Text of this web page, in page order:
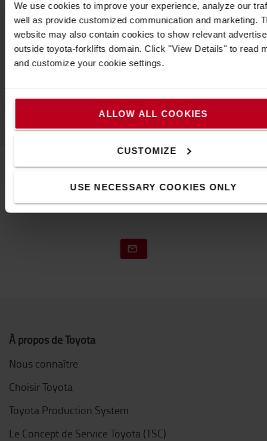
We use cookies to improve your experience, analyze our
well as provide customized communication and marketing.
website may also contain cookies to show relevant
outside toyota-forklifts domain. Click "View Details" to read
and customize your cookie settings.
ALLOW ALL COOKIES
CUSTOMIZE
USE NECESSARY COOKIES ONLY
Populaire accessoires
VOIR TOUS NOS ACCESSOIRES
Contactez-nous
À propos de Toyota
Nous connaître
Choisir Toyota
Toyota Production System
Le Concept de Service Toyota (TSC)